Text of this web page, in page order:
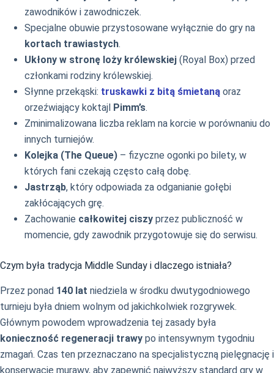
zawodników i zawodniczek.
Specjalne obuwie przystosowane wyłącznie do gry na
kortach trawiastych.
Ukłony w stronę loży królewskiej (Royal Box) przed
członkami rodziny królewskiej.
Słynne przekąski: truskawki z bitą śmietaną oraz
orzeźwiający koktajl Pimm’s.
Zminimalizowana liczba reklam na korcie w porównaniu do
innych turniejów.
Kolejka (The Queue) – fizyczne ogonki po bilety, w
których fani czekają często całą dobę.
Jastrząb, który odpowiada za odganianie gołębi
zakłócających grę.
Zachowanie całkowitej ciszy przez publiczność w
momencie, gdy zawodnik przygotowuje się do serwisu.
Czym była tradycja Middle Sunday i dlaczego istniała?
Przez ponad 140 lat niedziela w środku dwutygodniowego
turnieju była dniem wolnym od jakichkolwiek rozgrywek.
Głównym powodem wprowadzenia tej zasady była
konieczność regeneracji trawy po intensywnym tygodniu
zmagań. Czas ten przeznaczano na specjalistyczną pielęgnację i
konserwację murawy, aby zapewnić najwyższy standard gry w